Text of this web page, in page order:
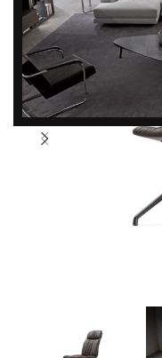
DISCOVER
Unlock
Luxury Kitchen,
Furniture